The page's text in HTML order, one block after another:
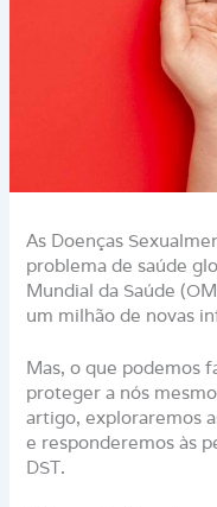
As Doenças
problema de saúde
Mundial da Saúde
um milhão de novas
Mas, o que podemos
proteger a nós
artigo, exploraremos
e responderemos às
DST.